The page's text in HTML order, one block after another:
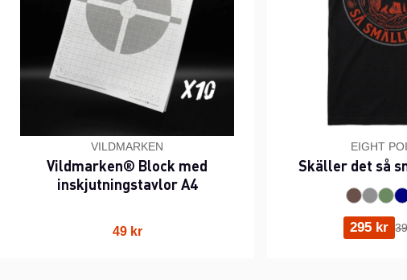
VILDMARKEN
Vildmarken® Block med
inskjutningstavlor A4
49 kr
EIGHT
Skäller det så
295 kr